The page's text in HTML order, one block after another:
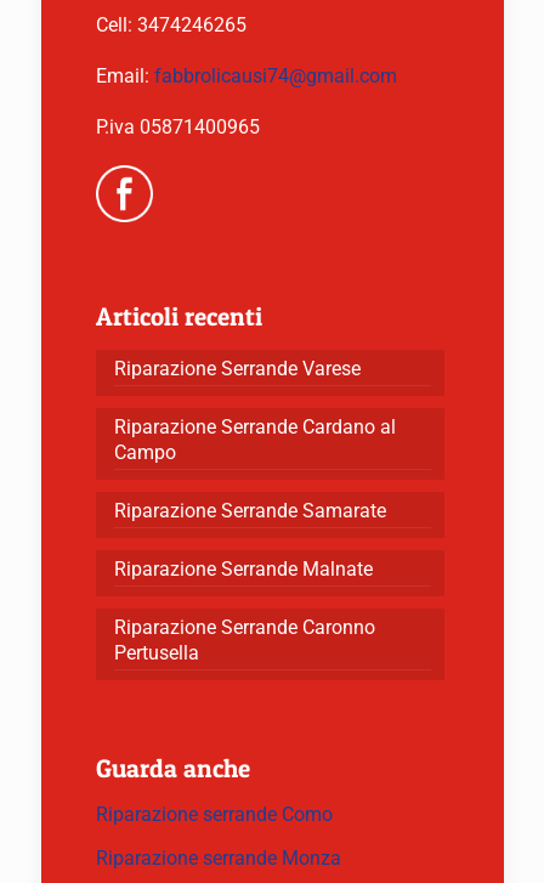
Cell: 3474246265
Email: fabbrolicausi74@gmail.com
P.iva 05871400965
Articoli recenti
Riparazione Serrande Varese
Riparazione Serrande Cardano al
Campo
Riparazione Serrande Samarate
Riparazione Serrande Malnate
Riparazione Serrande Caronno
Pertusella
Guarda anche
Riparazione serrande Como
Riparazione serrande Monza